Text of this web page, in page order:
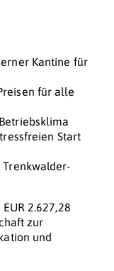
Kantine für
für alle
Start
2.627,28
zur
und